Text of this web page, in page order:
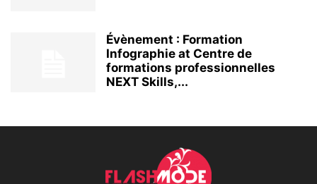
Évènement : Formation
Infographie at Centre de
formations professionnelles
NEXT Skills,...